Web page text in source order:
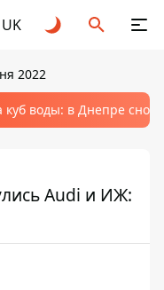
UK
2022
куб воды: в Днепре
Audi и ИЖ: